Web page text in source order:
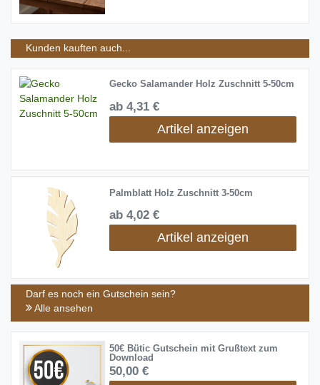
Kunden kauften auch...
Gecko Salamander Holz Zuschnitt 5-50cm
ab 4,31 €
Artikel anzeigen
Palmblatt Holz Zuschnitt 3-50cm
ab 4,02 €
Artikel anzeigen
Darf es noch ein Gutschein sein?
Alle ansehen
50€ Bütic Gutschein mit Grußtext zum
Download
50,00 €